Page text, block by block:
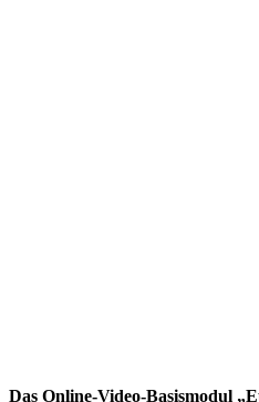
Das Online-Video-Basismodul